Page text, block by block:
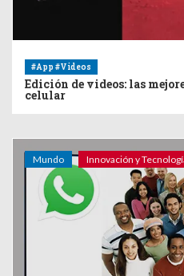
#App #Videos
Edición de videos: las
celular
Mundo Innovación y